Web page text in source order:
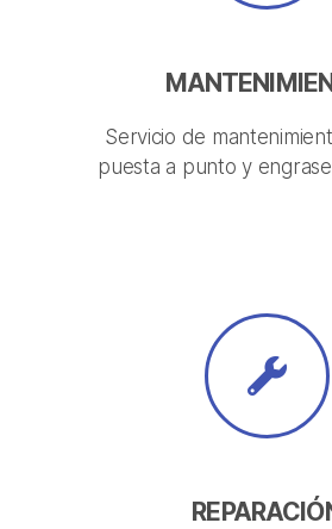
Servicio de
puesta a punto y